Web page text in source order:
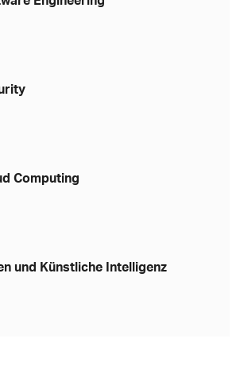
Computing
und Künstliche Intelligenz